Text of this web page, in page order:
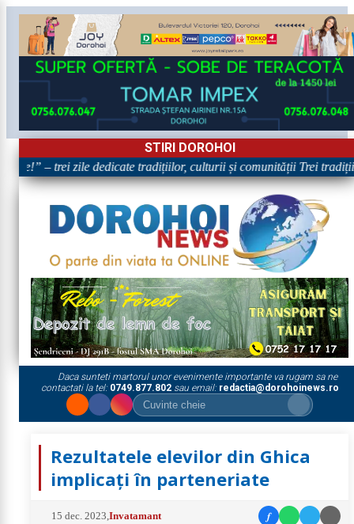
STIRI DOROHOI
– trei zile dedicate tradițiilor, culturii și comunității Trei tradiții.
Daca sunteti martorul unor evenimente importante va rugam sa ne
contactati la tel: 0749.877.802sau email: redactia@dorohoinews.ro
Rezultatele elevilor din Ghica
implicați în parteneriate
15 dec. 2023 ,Invatamant f